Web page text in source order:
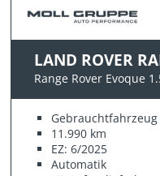
LAND ROVER
Range Rover Evoque
Gebrauchtfahrzeug
11.990 km
EZ: 6/2025
Automatik